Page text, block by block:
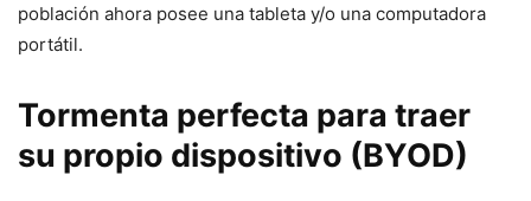
población ahora posee una tableta y/o una computadora
portátil.
Tormenta perfecta para traer
su propio dispositivo (BYOD)